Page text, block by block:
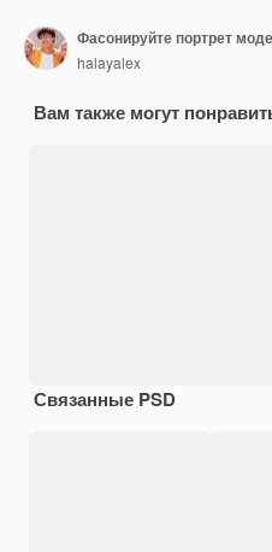
halayalex
Вам также могут
Связанные PSD